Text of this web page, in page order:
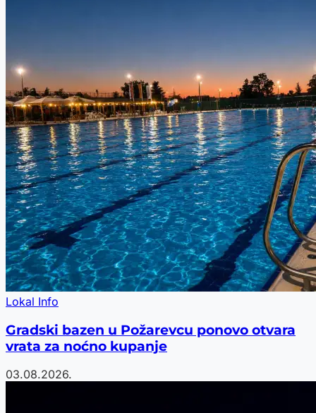
Lokal Info
Gradski bazen u Požarevcu ponovo otvara
vrata za noćno kupanje
03.08.2026.